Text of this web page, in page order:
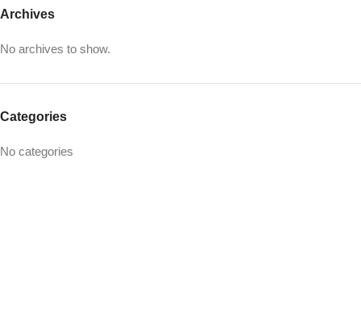
Archives
No archives to show.
Categories
No categories